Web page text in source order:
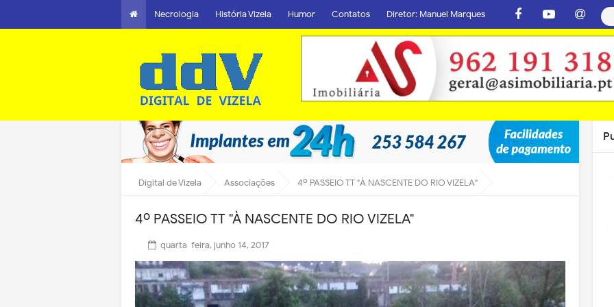
Necrologia História Vizela Humor Contatos Diretor: Manuel Marques
Digital de Vizela Associações 4º PASSEIO TT "À NASCENTE DO RIO VIZELA"
4º PASSEIO TT "À NASCENTE DO RIO VIZELA"
quarta-feira, junho 14, 2017